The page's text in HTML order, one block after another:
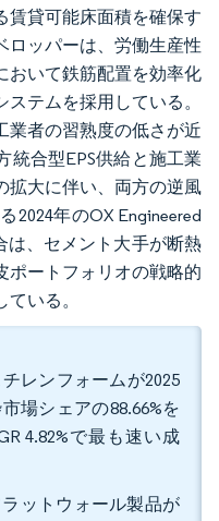
賃貸可能床面積を確保す
ロッパーは、労働生産性
おいて鉄筋配置を効率化
テムを採用している。
業者の習熟度の低さが近
統合型EPS供給と施工業
拡大に伴い、両方の逆風
2024年のOX Engineered
は、セメント大手が断熱
ポートフォリオの戦略的
いる。
レンフォームが2025
場シェアの88.66%を
4.82%で最も速い成
ットウォール製品が